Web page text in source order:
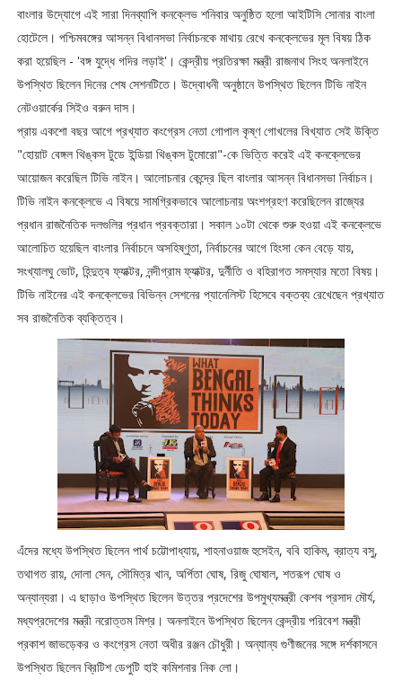
বাংলার উদ্যোগে এই সারা দিনব্যাপি কনক্লেভ শনিবার অনুষ্ঠিত হলো আইটিসি সোনার বাংলা
হোটেলে। পশ্চিমবঙ্গের আসন্ন বিধানসভা নির্বাচনকে মাথায় রেখে কনক্লেভের মূল বিষয় ঠিক
করা হয়েছিল - 'বঙ্গ যুদ্ধে গদির লড়াই'। কেন্দ্রীয় প্রতিরক্ষা মন্ত্রী রাজনাথ সিংহ অনলাইনে
উপস্থিত ছিলেন দিনের শেষ সেশনটিতে। উদ্বোধনী অনুষ্ঠানে উপস্থিত ছিলেন টিভি নাইন
নেটওয়ার্কের সিইও বরুন দাস।
প্রায় একশো বছর আগে প্রখ্যাত কংগ্রেস নেতা গোপাল কৃষ্ণ গোখলের বিখ্যাত সেই উক্তি
"হোয়াট বেঙ্গল থিঙ্কস টুডে ইন্ডিয়া থিঙ্কস টুমোরো"-কে ভিত্তি করেই এই কনক্লেভের
আয়োজন করেছিল টিভি নাইন। আলোচনার কেন্দ্রে ছিল বাংলার আসন্ন বিধানসভা নির্বাচন।
টিভি নাইন কনক্লেভে এ বিষয়ে সামগ্রিকভাবে আলোচনায় অংশগ্রহণ করেছিলেন রাজ্যের
প্রধান রাজনৈতিক দলগুলির প্রধান প্রবক্তারা। সকাল ১০টা থেকে শুরু হওয়া এই কনক্লেভে
আলোচিত হয়েছিল বাংলার নির্বাচনে অসহিষ্ণুতা, নির্বাচনের আগে হিংসা কেন বেড়ে যায়,
সংখ্যালঘু ভোট, হিন্দুত্ব ফ্যাক্টর, নন্দীগ্রাম ফ্যাক্টর, দুর্নীতি ও বহিরাগত সমস্যার মতো বিষয়।
টিভি নাইনের এই কনক্লেভের বিভিন্ন সেশনের প্যানেলিস্ট হিসেবে বক্তব্য রেখেছেন প্রখ্যাত
সব রাজনৈতিক ব্যক্তিত্ব।
এঁদের মধ্যে উপস্থিত ছিলেন পার্থ চট্টোপাধ্যায়, শাহনাওয়াজ হুসেইন, ববি হাকিম, ব্রাত্য বসু,
তথাগত রায়, দোলা সেন, সৌমিত্র খান, অর্পিতা ঘোষ, রিজু ঘোষাল, শতরূপ ঘোষ ও
অন্যান্যরা। এ ছাড়াও উপস্থিত ছিলেন উত্তর প্রদেশের উপমুখ্যমন্ত্রী কেশব প্রসাদ মৌর্য,
মধ্যপ্রদেশের মন্ত্রী নরোত্তম মিশ্র। অনলাইনে উপস্থিত ছিলেন কেন্দ্রীয় পরিবেশ মন্ত্রী
প্রকাশ জাভড়েকর ও কংগ্রেস নেতা অধীর রঞ্জন চৌধুরী। অন্যান্য গুণীজনের সঙ্গে দর্শকাসনে
উপস্থিত ছিলেন ব্রিটিশ ডেপুটি হাই কমিশনার নিক লো।